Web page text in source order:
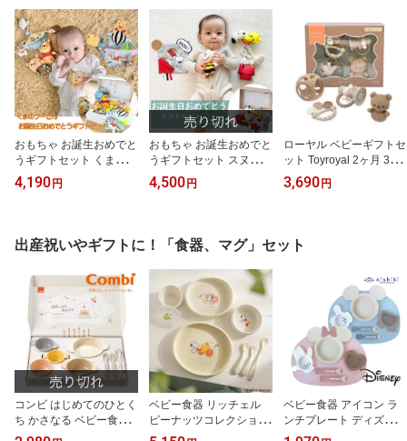
ショック キャリーグリッ
プ おまけ付
ローズ コンパクト メッ
シュシート キャリーグリ
ップ 大型バスケット お
まけ付
シートベルト 150センチ
ナカバヤシ leaman bittur
おもちゃ お誕生おめでと
うギフトセット くまのプ
ーさん 新生児 0ヶ月 1ヶ
月 2ヶ月 3ヵ月 4ヶ月 ガ
詰め合わせ 赤ちゃん 出
産祝い 内祝い ギフト プ
レゼント タカラトミー
知育 ディズニー ベビー
用品
4,190円
おもちゃ お誕生おめでと
うギフトセット スヌーピ
ー 新生児 0ヶ月 1ヶ月 2
ヶ月 3ヵ月 4ヶ月 ガラガ
詰め合わせ 赤ちゃん 出
産祝い 内祝い ギフト プ
レゼント ママギフト プ
レゼント タカラトミー
知育 ピーナッツベビー用
4,500円
ローヤル ベビーギフトセ
ット Toyroyal 2ヶ月 3ヵ
月 4ヶ月 5ヶ月 6ヶ月 赤
ちゃん ベビー 子供 孫 男
ル シリコン 出産祝い 誕
生日 プレゼント ギフト
すめ かわいい
3,690円
出産祝いやギフトに！「食器、マグ」セット
コンビ はじめてのひとく
ち かさなる ベビー食器
セット 出産祝 食器セッ
ベビー食器 リッチェル
ピーナッツコレクション
お食事セットFS 7か月か
ベビー食器 アイコン ラ
ンチプレート ディズニー
ミッキー ミニー 子ども